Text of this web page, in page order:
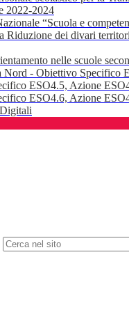
2022-2024
“Scuola e
dei divari
nelle scuole
Nord - Obiettivo Specifico
ESO4.5, Azione
ESO4.6, Azione